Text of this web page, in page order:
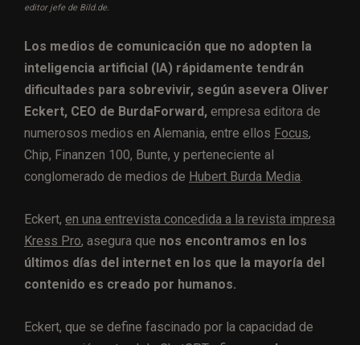
editor jefe de Bild.de.
Los medios de comunicación que no adopten la
inteligencia artificial (IA) rápidamente tendrán
dificultades para sobrevivir, según asevera Oliver
Eckert, CEO de BurdaForward, empresa editora de
numerosos medios en Alemania, entre ellos Focus,
Chip, Finanzen 100, Bunte, y perteneciente al
conglomerado de medios de Hubert Burda Media
Eckert, en una entrevista concedida a la revista impresa
Kress Pro, asegura que nos encontramos en los
últimos días del internet en los que la mayoría del
contenido es creado por humanos.
Eckert, que se define fascinado por la capacidad de